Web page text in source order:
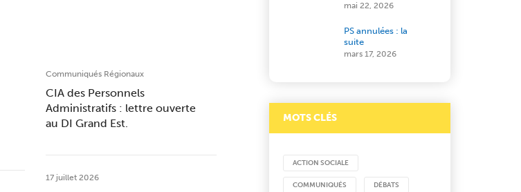
Communiqués Régionaux
CIA des Personnels
Administratifs : lettre ouverte
au DI Grand Est.
17 juillet 2026
mai 22, 2026
PS annulées : la
suite
mars 17, 2026
MOTS CLÉS
ACTION SOCIALE
COMMUNIQUÉS DÉBATS